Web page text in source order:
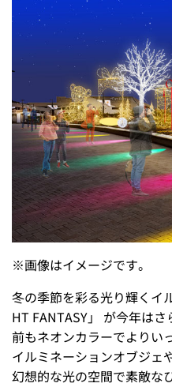
※画像はイメージです。
冬の季節を彩る光り輝くイ
HT FANTASY」 が今年は
前もネオンカラーでよりい
イルミネーションオブジェ
幻想的な光の空間で素敵な